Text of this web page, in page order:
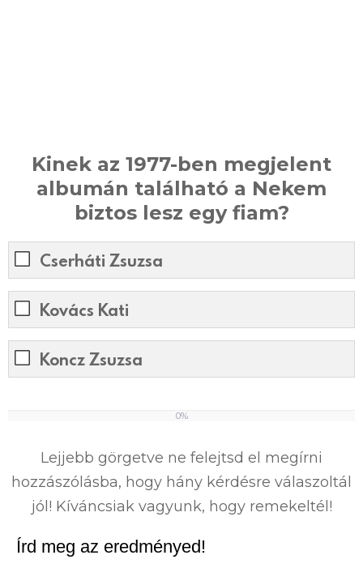
Kinek az 1977-ben megjelent
albumán található a Nekem
biztos lesz egy fiam?
Cserháti Zsuzsa
Kovács Kati
Koncz Zsuzsa
0%
Lejjebb görgetve ne felejtsd el megírni
hozzászólásba, hogy hány kérdésre válaszoltál
jól! Kíváncsiak vagyunk, hogy remekeltél!
Írd meg az eredményed!